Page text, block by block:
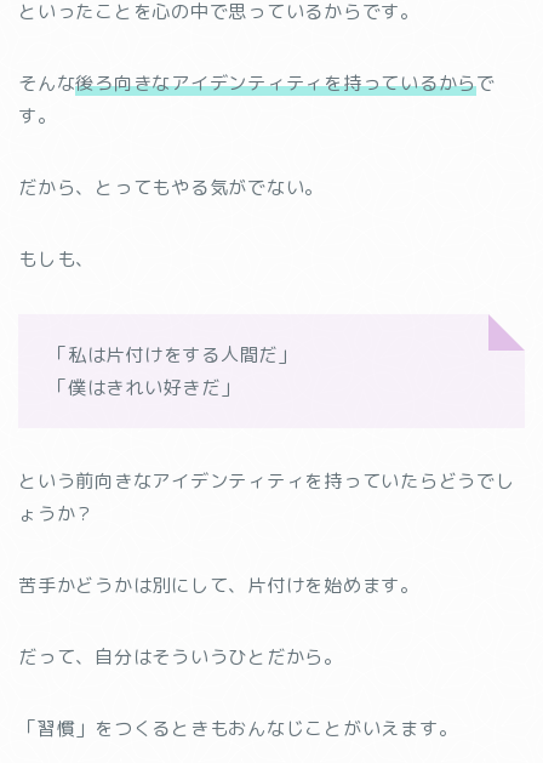
といったことを心の中で思っているからです。
そんな後ろ向きなアイデンティティを持っているからで
す。
だから、とってもやる気がでない。
もしも、
「私は片付けをする人間だ」
「僕はきれい好きだ」
という前向きなアイデンティティを持っていたらどうでし
ょうか？
苦手かどうかは別にして、片付けを始めます。
だって、自分はそういうひとだから。
「習慣」をつくるときもおんなじことがいえます。